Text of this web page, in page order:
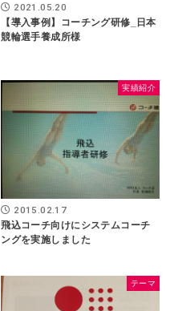
2021.05.20
【導入事例】コーチング研修_日本
競輪選手養成所様
実績紹介
2015.02.17
飛込コーチ向けにシステムコーチ
ングを実施しました
テーマ